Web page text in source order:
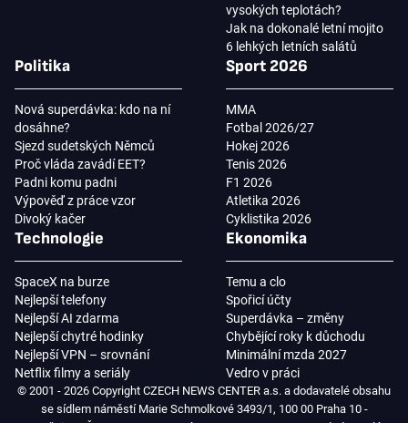
vysokých teplotách?
Jak na dokonalé letní mojito
6 lehkých letních salátů
Politika
Nová superdávka: kdo na ní
dosáhne?
Sjezd sudetských Němců
Proč vláda zavádí EET?
Padni komu padni
Výpověď z práce vzor
Divoký kačer
Sport 2026
MMA
Fotbal 2026/27
Hokej 2026
Tenis 2026
F1 2026
Atletika 2026
Cyklistika 2026
Technologie
SpaceX na burze
Nejlepší telefony
Nejlepší AI zdarma
Nejlepší chytré hodinky
Nejlepší VPN – srovnání
Netflix filmy a seriály
Ekonomika
Temu a clo
Spořicí účty
Superdávka – změny
Chybějící roky k důchodu
Minimální mzda 2027
Vedro v práci
© 2001 - 2026 Copyright CZECH NEWS CENTER a.s. a dodavatelé obsahu
se sídlem náměstí Marie Schmolkové 3493/1, 100 00 Praha 10 -